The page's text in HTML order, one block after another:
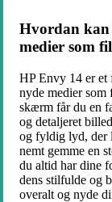
Hvordan kan
medier som
HP Envy 14 er et
nyde medier som
skærm får du en
og detaljeret
og fyldig lyd, der
nemt gemme en
du altid har dine
dens stilfulde og
overalt og nyde